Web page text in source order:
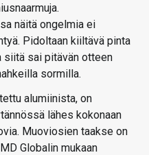
näitä ongelmia ei
Pidoltaan kiiltävä pinta
siitä sai pitävän otteen
sormilla.
alumiinista, on
lähes kokonaan
Muoviosien taakse on
Globalin mukaan